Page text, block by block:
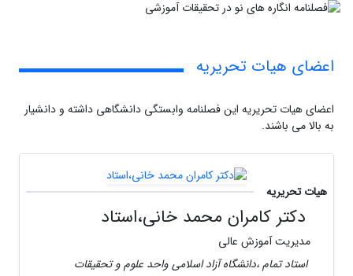
اعضای هیات تحریریه
اعضای هیات تحریریه این فصلنامه وابستگی دانشگاهی داشته و دانشیار
به بالا می باشند.
هیات تحریریه
دکتر کامران محمد خانی،استاد
مدیریت آموزش عالی
استاد تمام ،دانشگاه آزاد اسلامی واحد علوم و تحقیقات